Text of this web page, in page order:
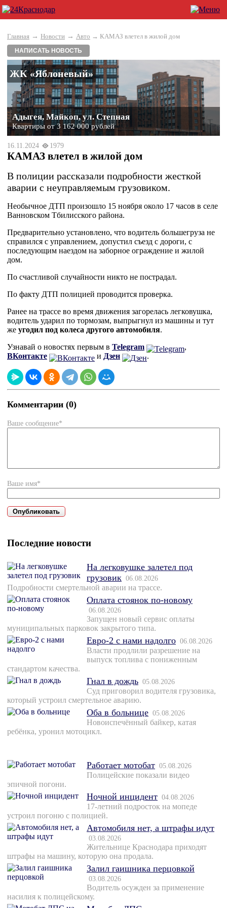
Главная → Новости → Авто → КАМАЗ влетел в жилой дом
НАПИСАТЬ НОВОСТЬ
ЖК «Яблоневый»
Адыгея, Майкоп, ул. Степная
Квартиры от 3 162 000 рублей
16.11.2024 1979
КАМАЗ влетел в жилой дом
В полиции рассказали подробности жесткой
аварии с неуправляемым грузовиком.
Необычное ДТП произошло 15 ноября около 17 часов в селе
Ванновском Тбилисского района.
Предварительно установлено, что водитель большегруза не
справился с управлением, допустил съезд с дороги, с
последующим наездом на заборное ограждение и жилой
дом.
По счастливой случайности никто не пострадал.
По факту ДТП полицией проводится проверка.
Ранее на трассе во время движения загорелась легковушка,
водитель ударил по тормозам, выпрыгнул из машины и тут
же угодил под колеса другого автомобиля.
Узнавай о новостях первым в Telegram
,
ВКонтакте
и Дзен .
Комментарии (0)
Ваше сообщение*
Ваше имя*
Последние новости
На легковушке залетел под
грузовик 06.08.2026
Подробности смертельной аварии на трассе.
Оплата стоянок по-новому
06.08.2026
Запущен новый сервис оплаты
муниципальных парковок закрытого типа.
Евро-2 с нами надолго 06.08.2026
Власти продлили разрешение на
выпуск топлива с пониженным
стандартом качества.
Гнал в дождь 05.08.2026
Суд приговорил водителя грузовика,
который устроил смертельное аварию.
Оба в больнице 05.08.2026
Новоиспечённый байкер, катая
ребёнка, уронил мотоцикл.
Работает мотобат 05.08.2026
Полицейские показали видео
эпичной погони.
Ночной инцидент 04.08.2026
17-летний подросток на мопеде
устроил погоню с полицией.
Автомобиля нет, а штрафы идут
03.08.2026
Жительнице Краснодара приходят
штрафы на машину, которую она продала.
Залил гаишника перцовкой
03.08.2026
Водитель осужден за применение
насилия к полицейскому.